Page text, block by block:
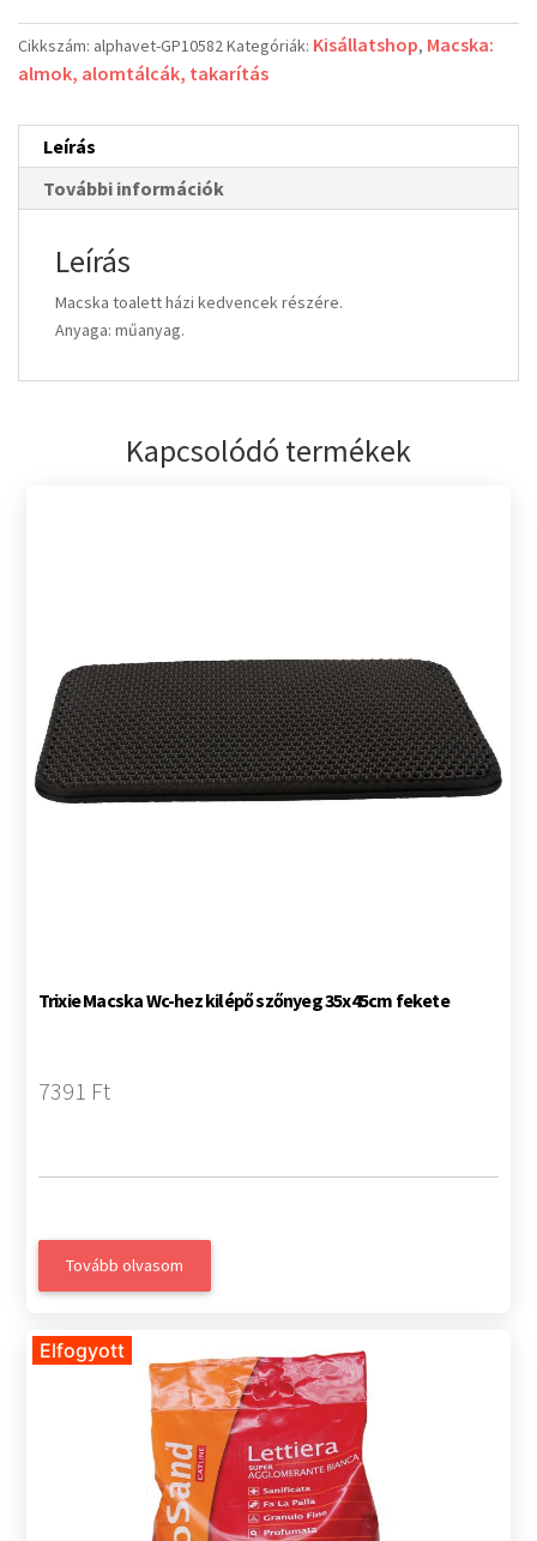
Cikkszám: alphavet-GP10582Kategóriák: Kisállatshop, Macska:
almok, alomtálcák, takarítás
Leírás
További információk
Leírás
Macska toalett házi kedvencek részére.
Anyaga: műanyag.
Kapcsolódó termékek
Trixie Macska Wc-hez kilépő szőnyeg 35x45cm fekete
7391 Ft
Tovább olvasom
Elfogyott